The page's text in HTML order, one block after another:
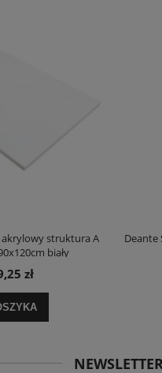
struktura A
biały
zł
Deante